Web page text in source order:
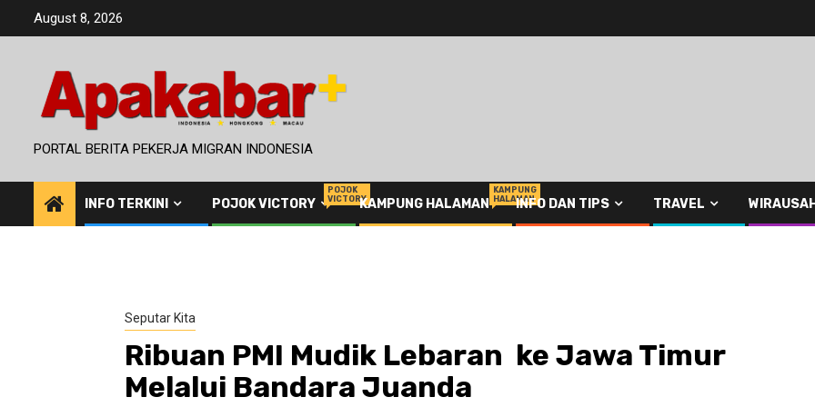
August 8, 2026
PORTAL BERITA PEKERJA MIGRAN INDONESIA
INFO TERKINI POJOK VICTORY
POJOK
VICTORYKAMPUNG HALAMAN
KAMPUNG
HALAMANINFO DAN TIPS TRAVEL
Seputar Kita
Ribuan PMI Mudik Lebaran ke Jawa Timur
Melalui Bandara Juanda